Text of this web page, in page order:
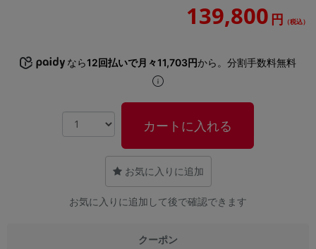
139,800 円 （税込）
なら12回払いで月々11,703円から。分割手数料無料
カートに入れる
お気に入りに追加
お気に入りに追加して後で確認できます
クーポン
OS
~
~